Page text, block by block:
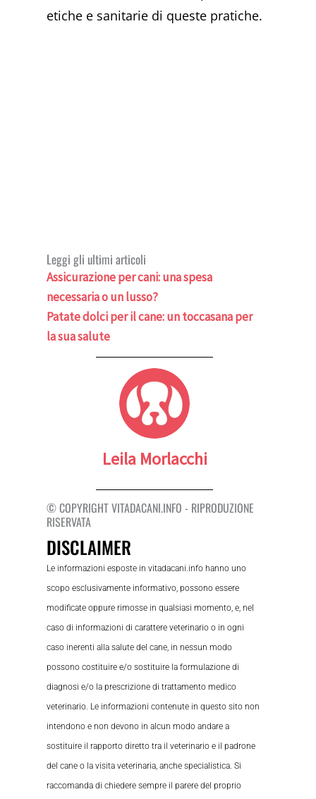
etiche e sanitarie di queste pratiche.
Leggi gli ultimi articoli
Assicurazione per cani: una spesa
necessaria o un lusso?
Patate dolci per il cane: un toccasana per
la sua salute
Leila Morlacchi
© COPYRIGHT VITADACANI.INFO - RIPRODUZIONE
RISERVATA
DISCLAIMER
Le informazioni esposte in vitadacani.info hanno uno
scopo esclusivamente informativo, possono essere
modificate oppure rimosse in qualsiasi momento, e, nel
caso di informazioni di carattere veterinario o in ogni
caso inerenti alla salute del cane, in nessun modo
possono costituire e/o sostituire la formulazione di
diagnosi e/o la prescrizione di trattamento medico
veterinario. Le informazioni contenute in questo sito non
intendono e non devono in alcun modo andare a
sostituire il rapporto diretto tra il veterinario e il padrone
del cane o la visita veterinaria, anche specialistica. Si
raccomanda di chiedere sempre il parere del proprio